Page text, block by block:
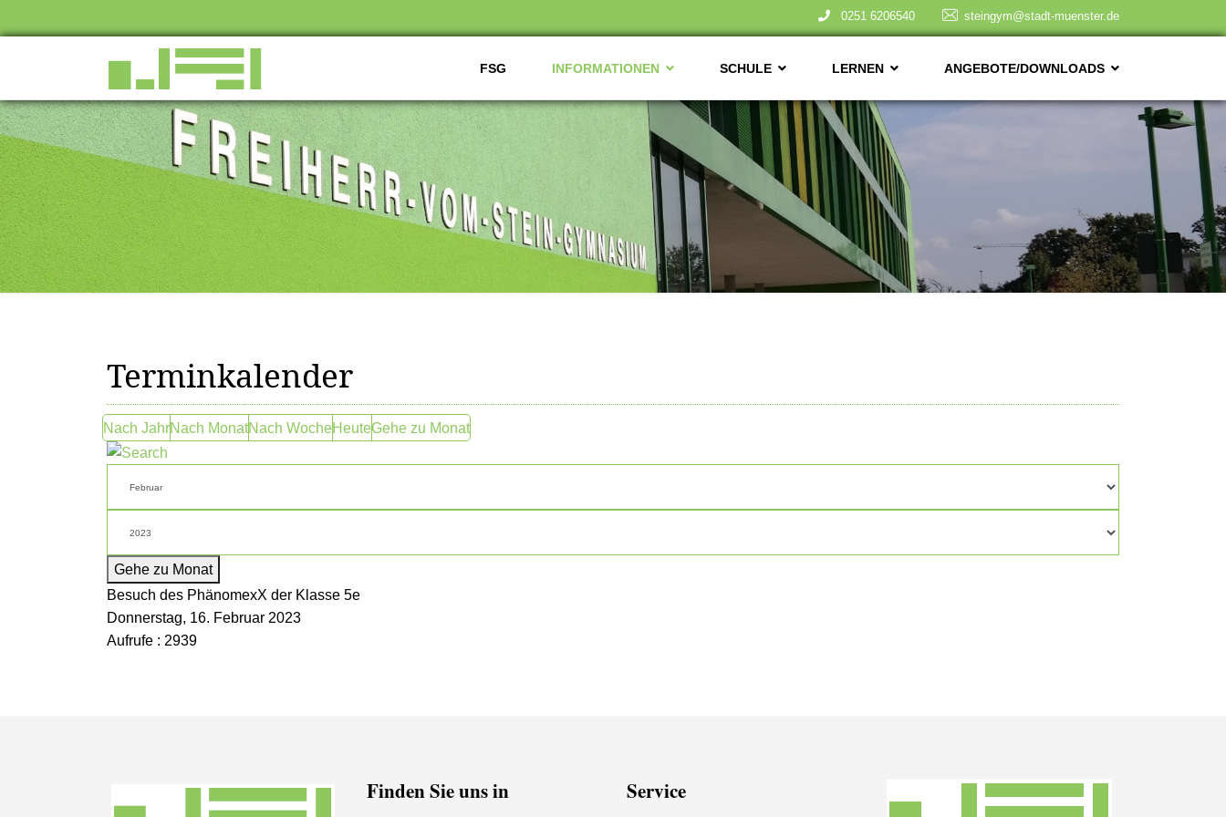
0251 6206540 steingym@stadt-muenster.de
FSG INFORMATIONEN SCHULE LERNEN ANGEBOTE/DOWNLOADS
Terminkalender
Nach JahrNach MonatNach WocheHeuteGehe zu Monat
Gehe zu Monat
Besuch des PhänomexX der Klasse 5e
Donnerstag, 16. Februar 2023
Aufrufe : 2939
Finden Sie uns in Service